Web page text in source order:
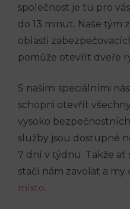
společnost je tu pro
do 13 ⁢minut. Naše tým
oblasti
pomůže otevřít dveře
S našimi speciálními
schopni otevřít
vysoko
‌služby jsou dostupné
7⁣ dní ​v ⁤týdnu. Takže⁢ ať
stačí nám zavolat ⁢a my
místo.